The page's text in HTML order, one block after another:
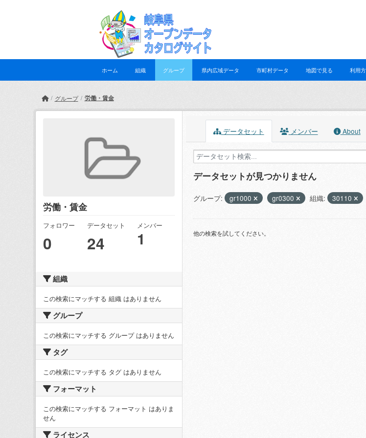
ホーム 組織 グループ 県内広域データ 市町村データ 地図で見る 利用
グループ 労働・賃金
労働・賃金
フォロワー
0
データセット
24
メンバー
1
組織
この検索にマッチする 組織 はありません
グループ
この検索にマッチする グループ はありません
タグ
この検索にマッチする タグ はありません
フォーマット
この検索にマッチする フォーマット はありま
せん
ライセンス
データセット メンバー About
データセットが見つかりません
グループ: gr1000 gr0300 組織: 30110
他の検索を試してください。